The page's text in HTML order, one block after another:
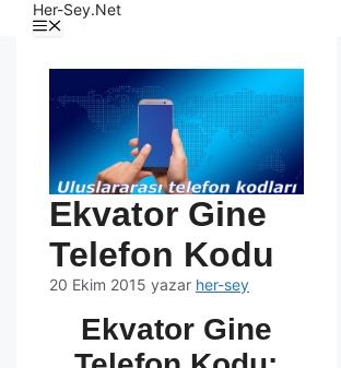
Her-Sey.Net
Ekvator Gine
Telefon Kodu
20 Ekim 2015 yazar her-sey
Ekvator Gine